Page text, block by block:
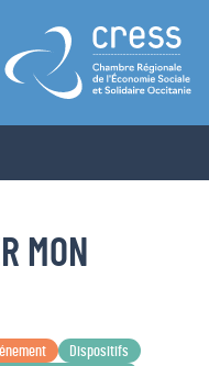
MON
Dispositifs